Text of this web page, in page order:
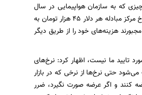
که به سازمان هواپیمایی در سال
گذشته اعلام کردیم نرخ ۵۱ دلار برای هر ساعت صندلی بود ولی شورای عالی هواپیمایی با ۴۱ دلار با نرخ مرکز مبادله هر دلار ۴۵ هزار تومان به
هزینه‌های خود را از طریق دیگر
تایید ما نیست، اظهار کرد: نرخ‌های
حتی نرخ‌ها از نرخی که در بازار
کنند و اگر عرضه صورت نگیرد، ضرر